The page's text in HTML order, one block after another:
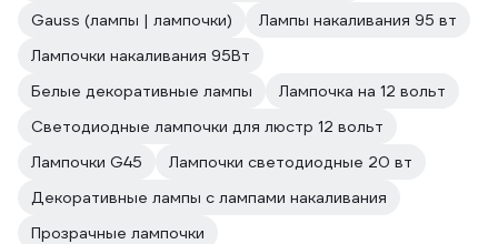
Gauss (лампы | лампочки)
Лампы накаливания 95 вт
Лампочки накаливания 95Вт
Белые декоративные лампы
Лампочка на 12 вольт
Светодиодные лампочки для люстр 12 вольт
Лампочки G45
Лампочки светодиодные 20 вт
Декоративные лампы с лампами накаливания
Прозрачные лампочки